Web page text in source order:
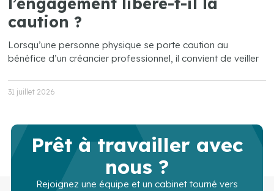
caution ?
Lorsqu’une personne physique se porte caution au
bénéfice d’un créancier professionnel, il convient de veiller
31 juillet 2026
Prêt à travailler avec
nous ?
Rejoignez une équipe et un cabinet tourné vers